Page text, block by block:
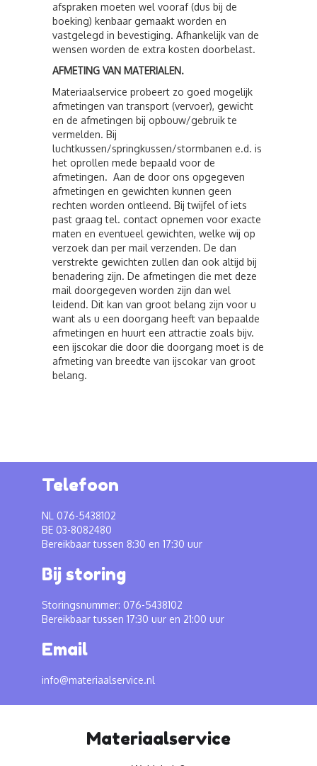
afspraken moeten wel vooraf (dus bij de
boeking) kenbaar gemaakt worden en
vastgelegd in bevestiging. Afhankelijk van de
wensen worden de extra kosten doorbelast.
AFMETING VAN MATERIALEN.
Materiaalservice probeert zo goed mogelijk
afmetingen van transport (vervoer), gewicht
en de afmetingen bij opbouw/gebruik te
vermelden. Bij
luchtkussen/springkussen/stormbanen e.d. is
het oprollen mede bepaald voor de
afmetingen. Aan de door ons opgegeven
afmetingen en gewichten kunnen geen
rechten worden ontleend. Bij twijfel of iets
past graag tel. contact opnemen voor exacte
maten en eventueel gewichten, welke wij op
verzoek dan per mail verzenden. De dan
verstrekte gewichten zullen dan ook altijd bij
benadering zijn. De afmetingen die met deze
mail doorgegeven worden zijn dan wel
leidend. Dit kan van groot belang zijn voor u
want als u een doorgang heeft van bepaalde
afmetingen en huurt een attractie zoals bijv.
een ijscokar die door die doorgang moet is de
afmeting van breedte van ijscokar van groot
belang.
Telefoon
NL 076-5438102
BE 03-8082480
Bereikbaar tussen 8:30 en 17:30 uur
Bij storing
Storingsnummer: 076-5438102
Bereikbaar tussen 17:30 uur en 21:00 uur
Email
info@materiaalservice.nl
Materiaalservice